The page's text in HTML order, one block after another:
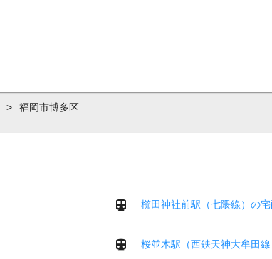
> 福岡市博多区
櫛田神社前駅（七隈線）の
桜並木駅（西鉄天神大牟田